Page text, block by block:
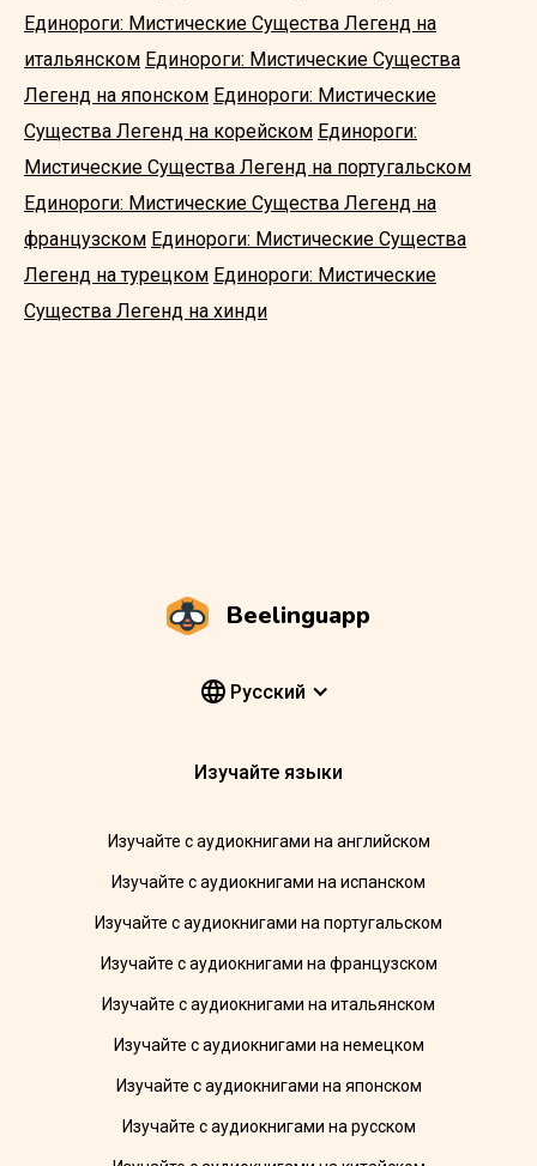
Единороги: Мистические Существа Легенд на
итальянском Единороги: Мистические Существа
Легенд на японском Единороги: Мистические
Существа Легенд на корейском Единороги:
Мистические Существа Легенд на португальском
Единороги: Мистические Существа Легенд на
французском Единороги: Мистические Существа
Легенд на турецком Единороги: Мистические
Существа Легенд на хинди
Beelinguapp
Pусский
Изучайте языки
Изучайте с аудиокнигами на английском
Изучайте с аудиокнигами на испанском
Изучайте с аудиокнигами на португальском
Изучайте с аудиокнигами на французском
Изучайте с аудиокнигами на итальянском
Изучайте с аудиокнигами на немецком
Изучайте с аудиокнигами на японском
Изучайте с аудиокнигами на русском